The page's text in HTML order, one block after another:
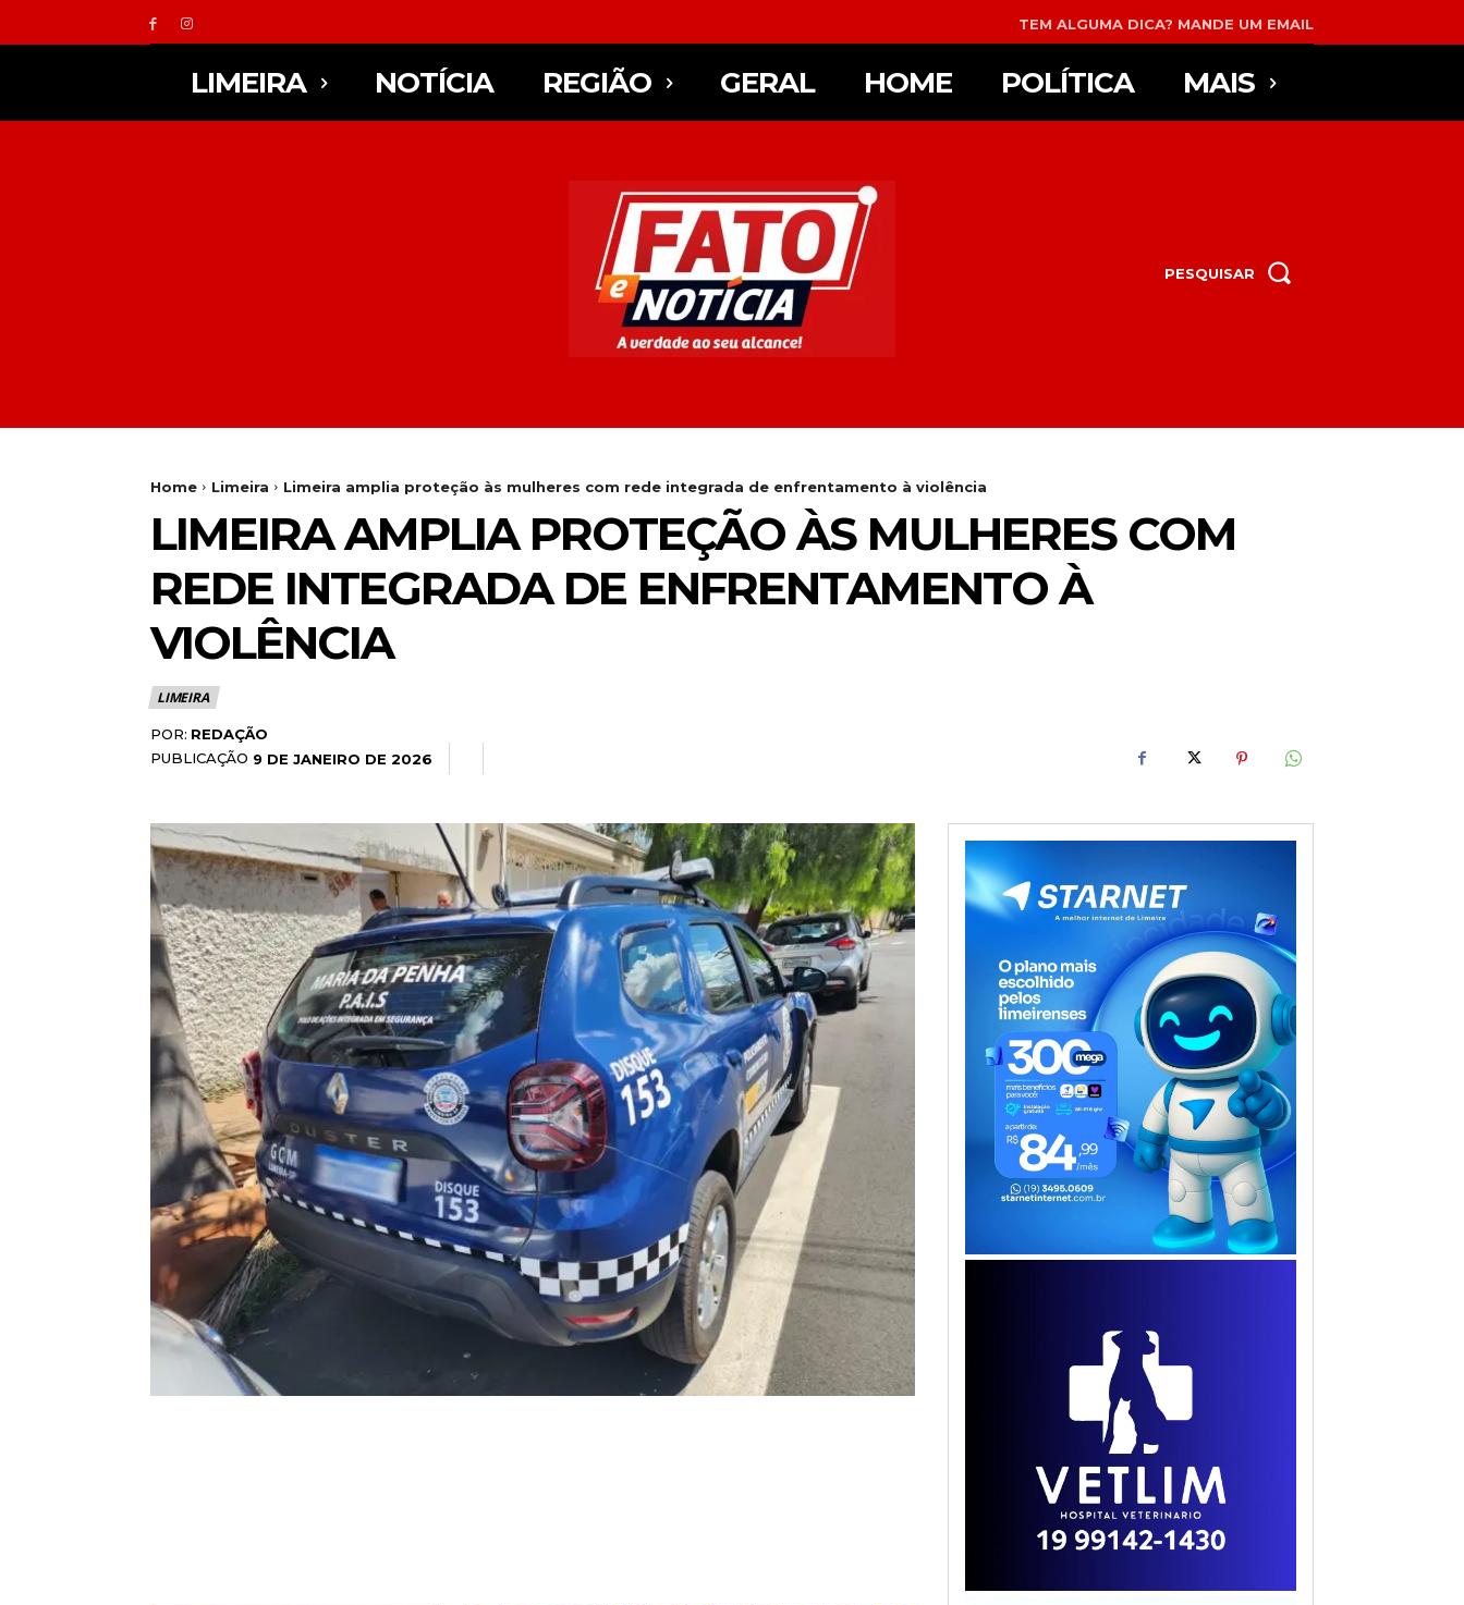
TEM ALGUMA DICA? MANDE UM EMAIL
LIMEIRA NOTÍCIA REGIÃO GERAL HOME POLÍTICA MAIS
PESQUISAR
Home Limeira Limeira amplia proteção às mulheres com rede integrada de enfrentamento à violência
LIMEIRA AMPLIA PROTEÇÃO ÀS MULHERES COM
REDE INTEGRADA DE ENFRENTAMENTO À
VIOLÊNCIA
LIMEIRA
POR: REDAÇÃO
PUBLICAÇÃO 9 DE JANEIRO DE 2026